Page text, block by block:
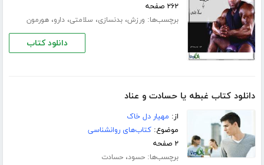
۲۶۲ صفحه
برچسب‌ها: ورزش،بدنسازی، سلامتی،دارو،هورمون
دانلود کتاب
دانلود کتاب غبطه یا حسادت و عناد
از: مهیار دل خاک
موضوع:کتاب‌های روانشناسی
۲ صفحه
برچسب‌ها:حسود،حسادت